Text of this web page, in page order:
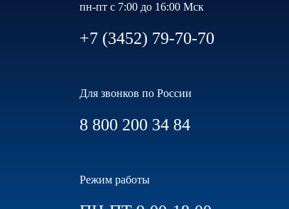
пн-пт с 7:00 до 16:00 Мск
+7 (3452) 79-70-70
Для звонков по России
8 800 200 34 84
Режим работы